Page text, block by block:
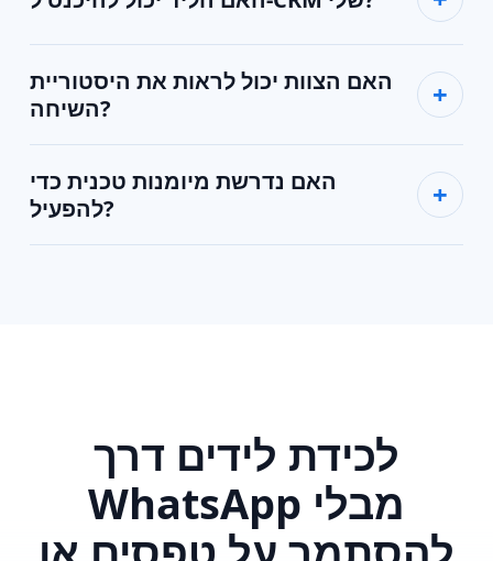
האם הצוות יכול לראות את היסטוריית
השיחה?
האם נדרשת מיומנות טכנית כדי
להפעיל?
לכידת לידים דרך
WhatsApp מבלי